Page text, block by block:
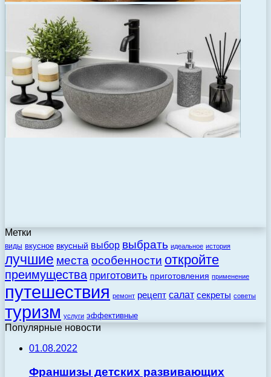
Метки
виды вкусное вкусный выбор выбрать идеальное история
лучшие места особенности откройте
преимущества приготовить приготовления применение
путешествия ремонт рецепт салат секреты советы
туризм услуги эффективные
Популярные новости
01.08.2022
Франшизы детских развивающих